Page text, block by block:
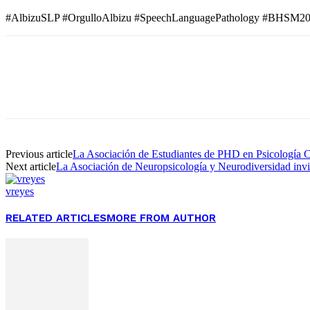
#AlbizuSLP #OrgulloAlbizu #SpeechLanguagePathology
Previous articleLa Asociación de Estudiantes de PHD en Psicología
Next articleLa Asociación de Neuropsicología y Neurodiversidad
vreyes
RELATED ARTICLESMORE FROM AUTHOR